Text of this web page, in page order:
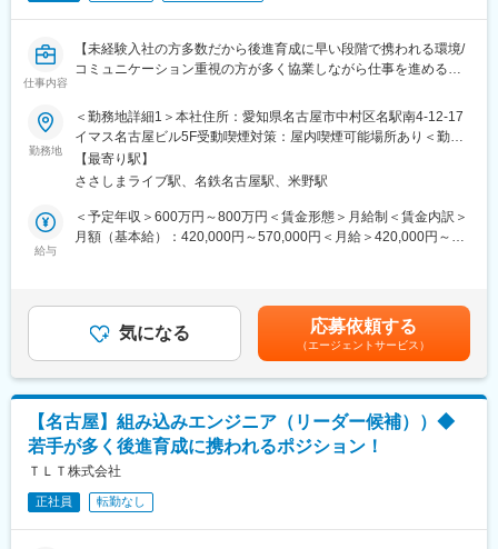
サイン
※数名～数十名のチームにて参画
※プライム案件が年々増加中
・PL・PMとしての更なるステップアップ
・プライム案件や上流工程への参画機会多数
・ITコンサル領域へのキャリア展開も可能
また、社内には研修制度が豊富で、階層別研修・外部研修
充実しています。
・土日祝休み、月平均残業は20h程です。
・案件によってはリモート勤務が可能です。
・自社での受託開発やチームでの参画が大半なので先輩に質問や
相談がしやすい環境です。
・平均有給取得率は78.9%、新卒も2024年度は定着率98.4％と長
く働ける環境が整っております。
■当社について：
会社設立50年、社員数1800名、44期黒字経営で、官公庁が発注す
仕事内容
【未経験入社の方多数だから後進育成に早い段階で携われる環境/
コミュニケーション重視の方が多く協業しながら仕事を進めるこ
◆業務内容：
ご入社後組み込みエンジニアとして主に要件定義～評価までの開
発工程を幅広くお任せしていく予定です。
◆アサイン方法：
入社前の面接や入社後の面談にてあなたのやりたいことや将来目
ート業務も行っていただく想定です。
り上流で仕事をしていきたい」「後輩のメンバーの面倒を見た
い」な方向性などのすり合わせを実施します。
◆社内の組織体制：
現在エンジニアが15名ほどの組織となっています。
20代の方が10名以上となっており和気あいあいとした組織です。
未経験からも多数ご入社しているため、エンジニアっぽい雰囲気
勤務地
＜勤務地詳細1＞本社住所：愛知県名古屋市中村区名駅南4-12-17
イマス名古屋ビル5F受動喫煙対策：屋内喫煙可能場所あり＜勤務
地詳細2＞安城市のお客様先住所：愛知県安城市 受動喫煙対策：
屋内喫煙可能場所あり＜勤務地詳細3＞刈谷市のお客様先住所：愛
【最寄り駅】
ささしまライブ駅、名鉄名古屋駅、米野駅
給与
＜予定年収＞600万円～800万円＜賃金形態＞月給制＜賃金内訳＞
月額（基本給）：420,000円～570,000円＜月給＞420,000円～
下する可能性があります。月給(月額)は固定手当を含めた表記で
す。
気になる 応募依頼する
（エージェントサービス）
【名古屋】組み込みエンジニア（リーダー候補））◆
若手が多く後進育成に携われるポジション！
ＴＬＴ株式会社
正社員 転勤なし